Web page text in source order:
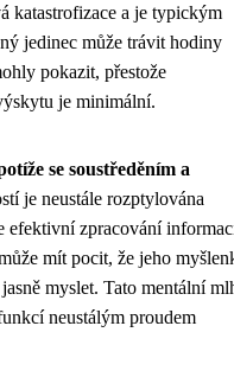
katastrofizace a je typickým
jedinec může trávit hodiny
pokazit, přestože
je minimální.
se soustředěním a
je neustále rozptylována
efektivní zpracování
mít pocit, že jeho
myslet. Tato mentální
neustálým proudem